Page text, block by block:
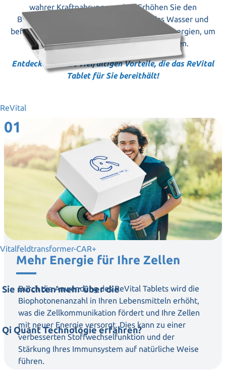
ReVital
Vitalfeldtransformer-CAR+
Sie möchten mehr über die
Qi Quant Technologie erfahren?
wahrer Kraftnahrung werden. Erhöhen Sie den
Biophotonengehalt, revitalisieren Sie das Wasser und
befreien Sie Ihre Nahrung von belastenden Energien, um
Geschmack und Nährstoffe zu optimieren.
Entdecken Sie die vielfältigen Vorteile, die das ReVital
Tablet für Sie bereithält!
01
Mehr Energie für Ihre Zellen
Durch die Anwendung des ReVital Tablets wird die
Biophotonenanzahl in Ihren Lebensmitteln erhöht,
was die Zellkommunikation fördert und Ihre Zellen
mit neuer Energie versorgt. Dies kann zu einer
verbesserten Stoffwechselfunktion und der
Stärkung Ihres Immunsystem auf natürliche Weise
führen.